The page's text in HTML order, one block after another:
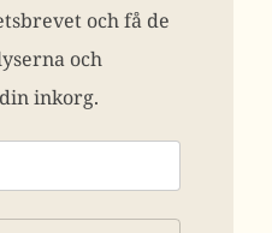
och få de
och
inkorg.